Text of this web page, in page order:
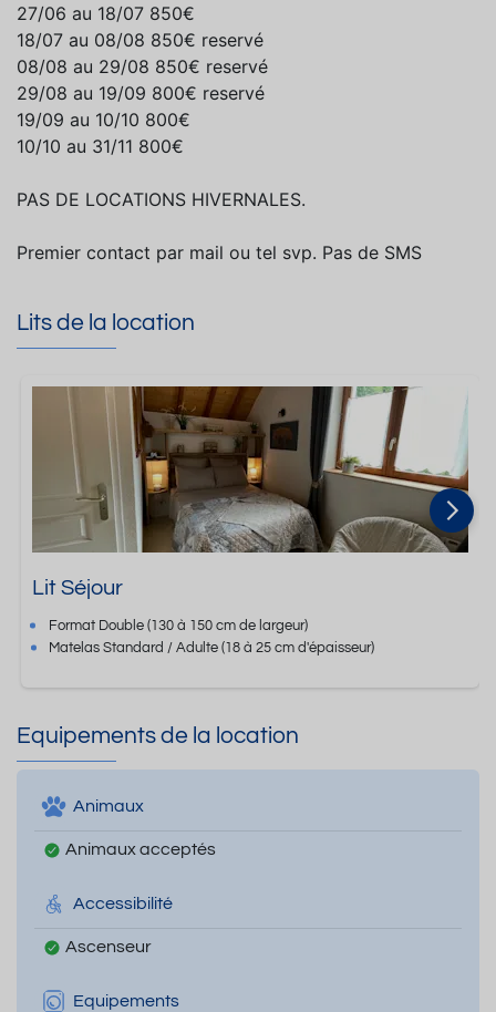
27/06 au 18/07 850€
18/07 au 08/08 850€ reservé
08/08 au 29/08 850€ reservé
29/08 au 19/09 800€ reservé
19/09 au 10/10 800€
10/10 au 31/11 800€
PAS DE LOCATIONS HIVERNALES.
Premier contact par mail ou tel svp. Pas de SMS
Lits de la location
Lit Séjour
Format Double (130 à 150 cm de largeur)
Matelas Standard / Adulte(18 à 25 cm d'épaisseur)
Equipements de la location
Animaux
Animaux acceptés
Accessibilité
Ascenseur
Equipements